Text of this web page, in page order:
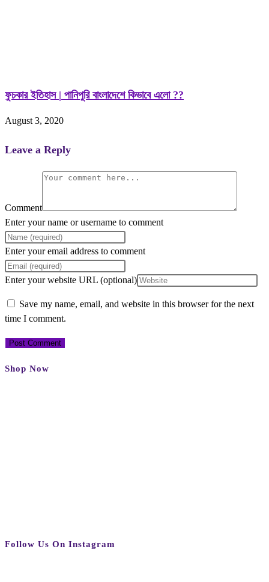
ফুচকার ইতিহাস | পানিপুরি বাংলাদেশে কিভাবে এলো ??
August 3, 2020
Leave a Reply
Comment
Enter your name or username to comment
Enter your email address to comment
Enter your website URL (optional)
Save my name, email, and website in this browser for the next
time I comment.
Shop Now
Follow Us On Instagram